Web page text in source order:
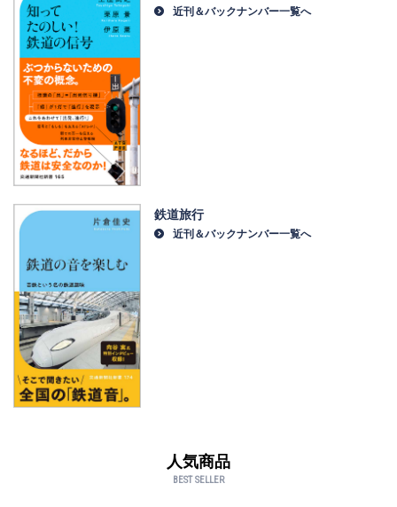
近刊＆バックナンバー一覧へ
鉄道旅行
近刊＆バックナンバー一覧へ
人気商品
BEST SELLER